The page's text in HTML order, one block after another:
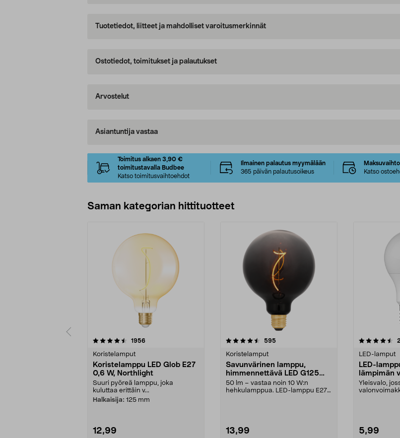
Tuotetiedot, liitteet ja mahdolliset varoitusmerkinnät
Ostotiedot, toimitukset ja palautukset
Arvostelut
Asiantuntija vastaa
Toimitus alkaen 3,90 €
toimitustavalla Budbee
Katso toimitusvaihtoehdot
Ilmainen palautus myymälään
365 päivän palautusoikeus
Katso
Saman kategorian hittituotteet
1956arvostelut
Koristelamput
Koristelamppu LED Glob E27
0,6 W, Northlight
Suuri pyöreä lamppu, joka
kuluttaa erittäin v...
Halkaisija: 125 mm
12,99
4.5 viidestä
595arvostelut
Koristelamput
Savunvärinen lamppu,
himmennettävä LED G125
E27 Smokey, musta
50 lm – vastaa noin 10 W:n
hehkulamppua. LED-lamppu E27-
13,99
4.5 viidestä
LED-lamput
LED-
lämpimän
Yleisvalo,
5,99